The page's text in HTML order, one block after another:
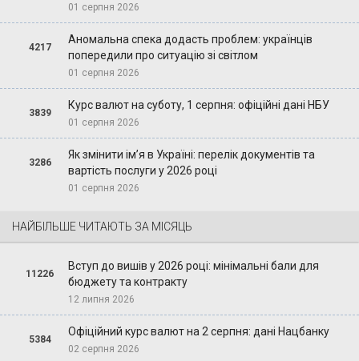
01 серпня 2026
4217
Аномальна спека додасть проблем: українців
попередили про ситуацію зі світлом
01 серпня 2026
3839
Курс валют на суботу, 1 серпня: офіційні дані НБУ
01 серпня 2026
3286
Як змінити ім’я в Україні: перелік документів та
вартість послуги у 2026 році
01 серпня 2026
НАЙБІЛЬШЕ ЧИТАЮТЬ ЗА МІСЯЦЬ
11226
Вступ до вишів у 2026 році: мінімальні бали для
бюджету та контракту
12 липня 2026
5384
Офіційний курс валют на 2 серпня: дані Нацбанку
02 серпня 2026